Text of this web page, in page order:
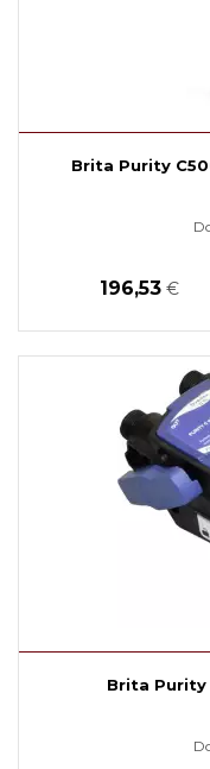
Brita Purity
196,53 €
Brita Purity